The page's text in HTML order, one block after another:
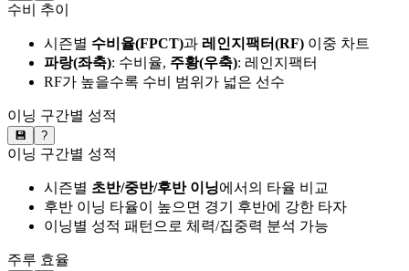
수비 추이
시즌별 수비율(FPCT)과 레인지팩터(RF) 이중 차트
파랑(좌축): 수비율, 주황(우축): 레인지팩터
RF가 높을수록 수비 범위가 넓은 선수
이닝 구간별 성적
💾 ?
이닝 구간별 성적
시즌별 초반/중반/후반 이닝에서의 타율 비교
후반 이닝 타율이 높으면 경기 후반에 강한 타자
이닝별 성적 패턴으로 체력/집중력 분석 가능
주루 효율